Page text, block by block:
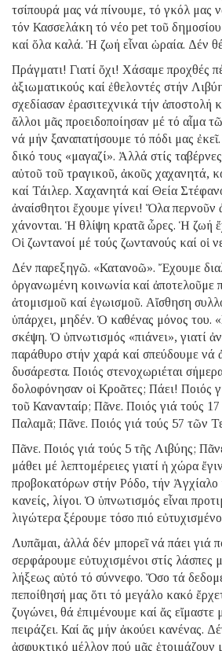
τσίπουρά μας νά πίνουμε, τό γκόλ μας
τόν Κασσελάκη τό νέο pet τοῦ
καί ὅλα καλά. Ἡ ζωή εἶναι ὡραία. Δέν
Πράγματι! Γιατί ὄχι! Χάσαμε προχθές
ἀξιωματικούς καί ἐθελοντές στήν
σχεδίασαν ἐρασιτεχνικά τήν ἀποστολή
ἄλλοι μᾶς προειδοποίησαν μέ τό αἷμα
νά μήν ξαναπατήσουμε τό πόδι μας
δικό τους «μαγαζί». Ἀλλά στίς
αὐτοῦ τοῦ τραγικοῦ, ἀκοῦς χαχανητά,
καί Τάιλερ. Χαχανητά καί Θεία
ἀναίσθητοι ἔχουμε γίνει! Ὅλα περνοῦν
χάνονται. Ἡ θλίψη κρατᾶ ὧρες. Ἡ ζωή
Οἱ ζωντανοί μέ τούς ζωντανούς καί οἱ
Δέν παρεξηγῶ. «Κατανοῶ». Ἔχουμε
ὀργανωμένη κοινωνία καί ἀποτελοῦμε
ἀτομισμοῦ καί ἐγωισμοῦ. Αἴσθηση
ὑπάρχει, μηδέν. Ὁ καθένας μόνος του.
σκέψη. Ὁ ὑπνωτισμός «πιάνει», γιατί
παράθυρο στήν χαρά καί σπεύδουμε νά
δυσάρεστα. Ποιός στενοχωριέται
δολοφόνησαν οἱ Κροᾶτες; Πάει! Ποιός
τοῦ Κανανταίρ; Πᾶνε. Ποιός γιά τούς
Παλαμᾶ; Πᾶνε. Ποιός γιά τούς 57 τῶν
Πᾶνε. Ποιός γιά τούς 5 τῆς Λιβύης;
μάθει μέ λεπτομέρειες γιατί ἡ χώρα
προβοκατόρων στήν Ρόδο, τήν
κανείς, λίγοι. Ὁ ὑπνωτισμός εἶναι
λιγώτερα ξέρουμε τόσο πιό
Λυπᾶμαι, ἀλλά δέν μπορεῖ νά πάει γιά
σερφάρουμε εὐτυχισμένοι στίς λάσπες
λήξεως αὐτό τό σύννεφο. Ὅσο τά
πεποίθησή μας ὅτι τό μεγάλο κακό
ζυγώνει, θά ἐπιμένουμε καί ἄς εἴμαστε
πειράζει. Καί ἄς μήν ἀκούει κανένας.
ἀσφυκτικό μέλλον πού μᾶς ἑτοιμάζουν